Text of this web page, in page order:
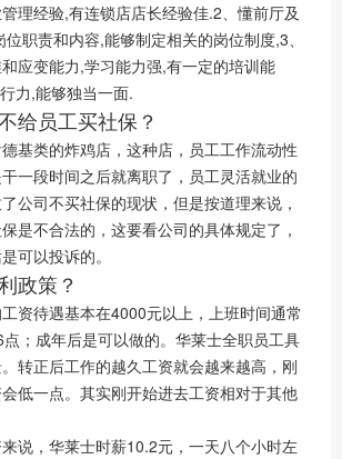
理经验,有连锁店店长经验佳.2、懂前厅及
职责和内容,能够制定相关的岗位制度,3、
应变能力,学习能力强,有一定的培训能
力,能够独当一面.
给员工买社保？
基类的炸鸡店，这种店，员工工作流动性
一段时间之后就离职了，员工灵活就业的
公司不买社保的现状，但是按道理来说，
是不合法的，这要看公司的具体规定了，
可以投诉的。
政策？
资待遇基本在4000元以上，上班时间通常
；成年后是可以做的。华莱士全职员工具
转正后工作的越久工资就会越来越高，刚
低一点。其实刚开始进去工资相对于其他
说，华莱士时薪10.2元，一天八个小时左